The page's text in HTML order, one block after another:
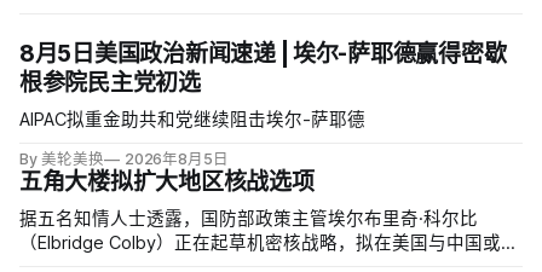
8月5日美国政治新闻速递 | 埃尔-萨耶德赢得密歇
根参院民主党初选
AIPAC拟重金助共和党继续阻击埃尔-萨耶德
By 美轮美换 2026年8月5日
五角大楼拟扩大地区核战选项
据五名知情人士透露，国防部政策主管埃尔布里奇·科尔比
（Elbridge Colby）正在起草机密核战略，拟在美国与中国或俄